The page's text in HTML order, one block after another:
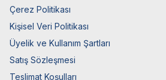
Çerez Politikası
Kişisel Veri Politikası
Üyelik ve Kullanım Şartları
Satış Sözleşmesi
Teslimat Koşulları